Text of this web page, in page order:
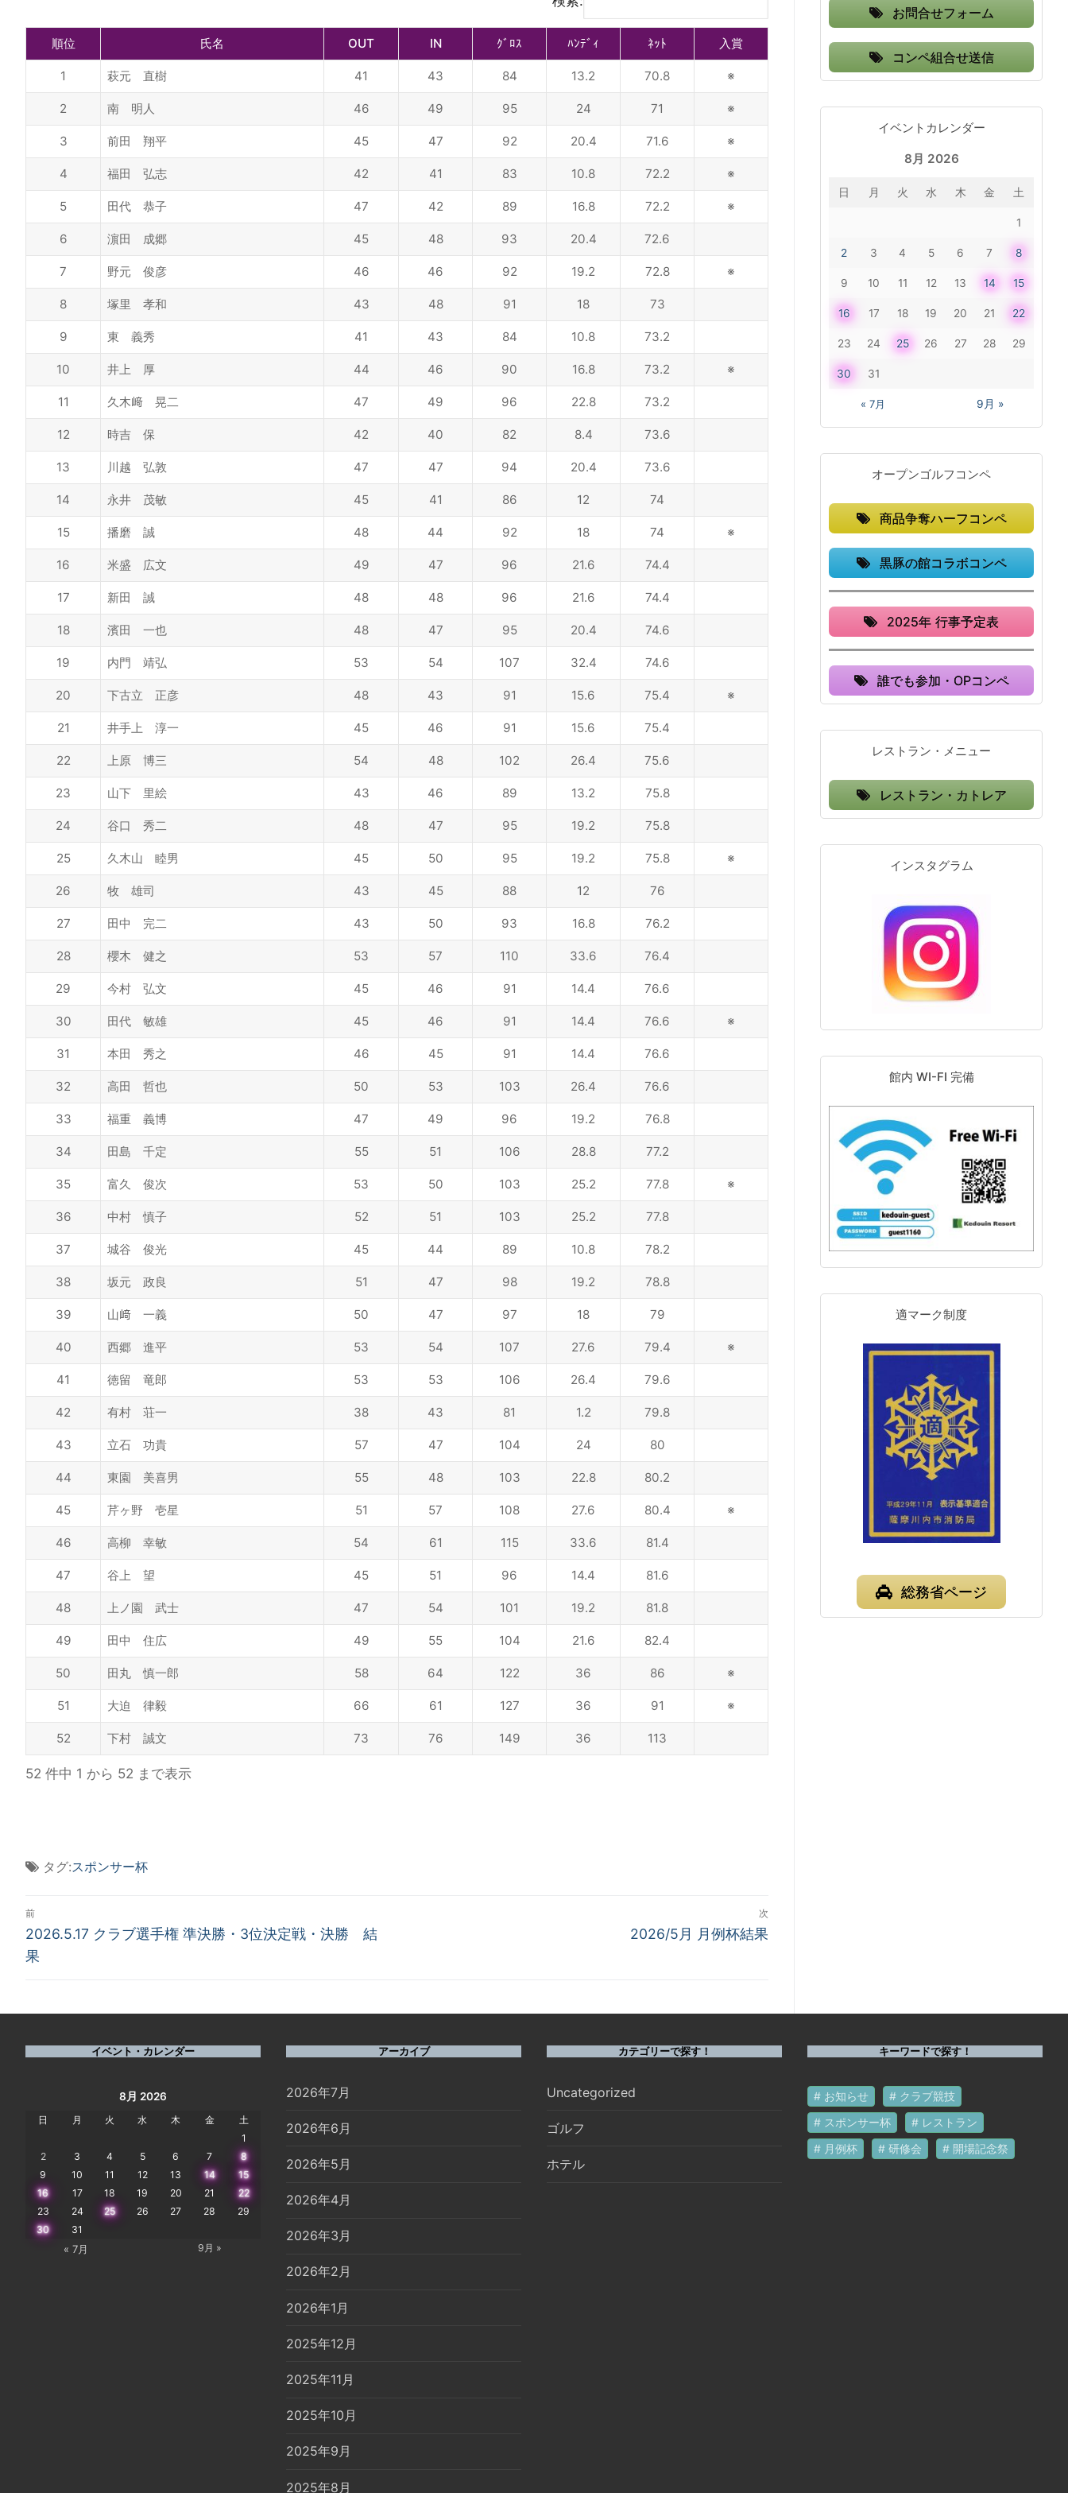
順位 氏名 OUT IN ｸﾞﾛｽ ﾊﾝﾃﾞｨ ﾈｯﾄ 入賞
1 萩元 直樹 41 43 84 13.2 70.8 ※
2 南 明人 46 49 95 24 71 ※
3 前田 翔平 45 47 92 20.4 71.6 ※
4 福田 弘志 42 41 83 10.8 72.2 ※
5 田代 恭子 47 42 89 16.8 72.2 ※
6 濵田 成郷 45 48 93 20.4 72.6
7 野元 俊彦 46 46 92 19.2 72.8 ※
8 塚里 孝和 43 48 91 18 73
9 東 義秀 41 43 84 10.8 73.2
10 井上 厚 44 46 90 16.8 73.2 ※
11 久木﨑 晃二 47 49 96 22.8 73.2
12 時吉 保 42 40 82 8.4 73.6
13 川越 弘敦 47 47 94 20.4 73.6
14 永井 茂敏 45 41 86 12 74
15 播磨 誠 48 44 92 18 74 ※
16 米盛 広文 49 47 96 21.6 74.4
17 新田 誠 48 48 96 21.6 74.4
18 濱田 一也 48 47 95 20.4 74.6
19 内門 靖弘 53 54 107 32.4 74.6
20 下古立 正彦 48 43 91 15.6 75.4 ※
21 井手上 淳一 45 46 91 15.6 75.4
22 上原 博三 54 48 102 26.4 75.6
23 山下 里絵 43 46 89 13.2 75.8
24 谷口 秀二 48 47 95 19.2 75.8
25 久木山 睦男 45 50 95 19.2 75.8 ※
26 牧 雄司 43 45 88 12 76
27 田中 完二 43 50 93 16.8 76.2
28 櫻木 健之 53 57 110 33.6 76.4
29 今村 弘文 45 46 91 14.4 76.6
30 田代 敏雄 45 46 91 14.4 76.6 ※
31 本田 秀之 46 45 91 14.4 76.6
32 高田 哲也 50 53 103 26.4 76.6
33 福重 義博 47 49 96 19.2 76.8
34 田島 千定 55 51 106 28.8 77.2
35 富久 俊次 53 50 103 25.2 77.8 ※
36 中村 慎子 52 51 103 25.2 77.8
37 城谷 俊光 45 44 89 10.8 78.2
38 坂元 政良 51 47 98 19.2 78.8
39 山﨑 一義 50 47 97 18 79
40 西郷 進平 53 54 107 27.6 79.4 ※
41 徳留 竜郎 53 53 106 26.4 79.6
42 有村 荘一 38 43 81 1.2 79.8
43 立石 功貴 57 47 104 24 80
44 東園 美喜男 55 48 103 22.8 80.2
45 芹ヶ野 壱星 51 57 108 27.6 80.4 ※
46 高柳 幸敏 54 61 115 33.6 81.4
47 谷上 望 45 51 96 14.4 81.6
48 上ノ園 武士 47 54 101 19.2 81.8
49 田中 住広 49 55 104 21.6 82.4
50 田丸 慎一郎 58 64 122 36 86 ※
51 大迫 律毅 66 61 127 36 91 ※
52 下村 誠文 73 76 149 36 113
52 件中 1 から 52 まで表示
タグ:スポンサー杯
投
稿
ナ
ビ
ゲ
ー
ョ
ン
前
前
の
2026.5.17 クラブ選手権 準決勝・3位決定戦・決勝 結
果
次
次
2026/5月 月例杯結果
お問合せフォーム
コンペ組合せ送信
イベントカレンダー
8月 2026
日 月 火 水 木 金 土
1
2 3 4 5 6 7 8
9 10 11 12 13 14 15
16 17 18 19 20 21 22
23 24 25 26 27 28 29
30 31
« 7月 9月 »
オープンゴルフコンペ
商品争奪ハーフコンペ
黒豚の館コラボコンペ
2025年 行事予定表
誰でも参加・OPコンペ
レストラン・メニュー
レストラン・カトレア
インスタグラム
館内 WI-FI 完備
適マーク制度
総務省ページ
イベント・カレンダー
8月 2026
日 月 火 水 木 金
土
1
2
3 4 5 6 7
8
9
10 11 12 13 14
15
16
17 18 19 20 21
22
23
24 25 26 27 28
29
30
31
« 7月 9月 »
アーカイブ
2026年7月
2026年6月
2026年5月
2026年4月
2026年3月
2026年2月
2026年1月
2025年12月
2025年11月
2025年10月
2025年9月
2025年8月
カテゴリーで探す！
Uncategorized
ゴルフ
ホテル
キーワードで探す！
お知らせ
クラブ競技
スポンサー杯
レストラン
月例杯
研修会 開場記念祭